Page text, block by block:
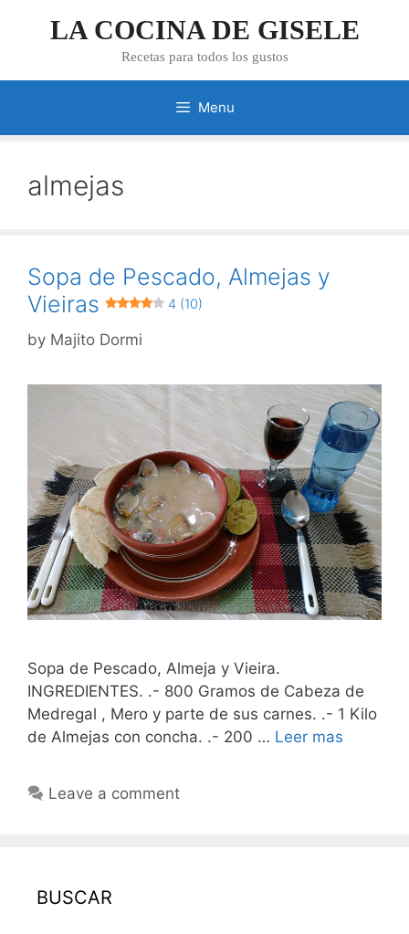
LA COCINA DE GISELE
Recetas para todos los gustos
Menu
almejas
Sopa de Pescado, Almejas y
Vieiras
4 (10)
by Majito Dormi
Sopa de Pescado, Almeja y Vieira.
INGREDIENTES. .- 800 Gramos de Cabeza de
Medregal , Mero y parte de sus carnes. .- 1 Kilo
de Almejas con concha. .- 200 … Leer mas
Leave a comment
BUSCAR